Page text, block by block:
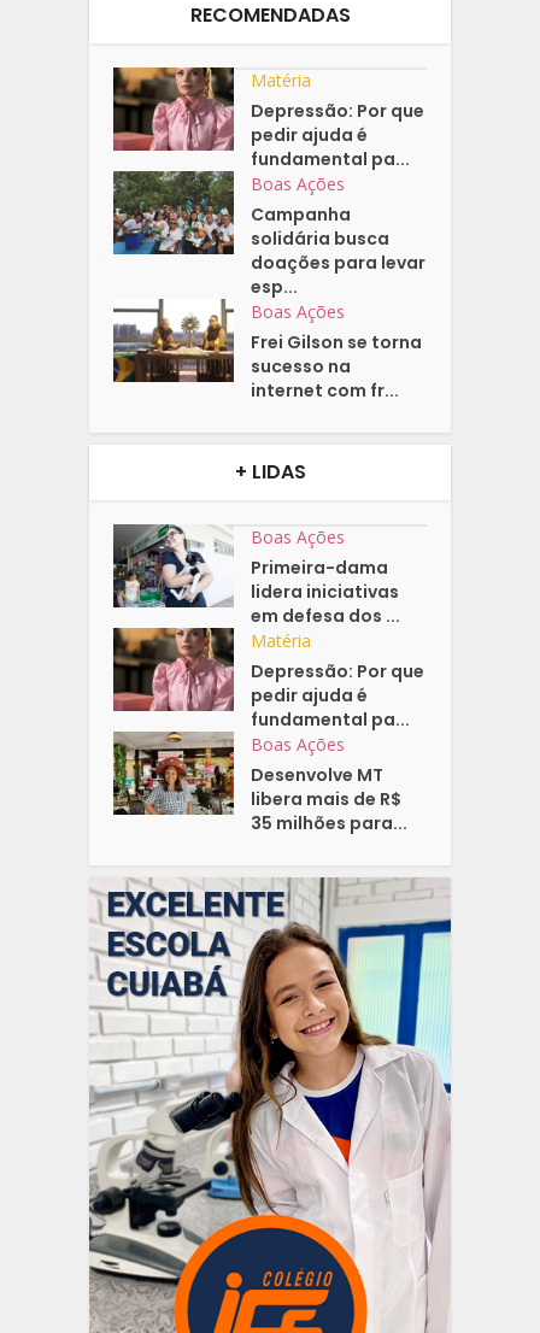
RECOMENDADAS
Matéria
Depressão: Por que
pedir ajuda é
fundamental pa...
Boas Ações
Campanha
solidária busca
doações para levar
esp...
Boas Ações
Frei Gilson se torna
sucesso na
internet com fr...
+ LIDAS
Boas Ações
Primeira-dama
lidera iniciativas
em defesa dos ...
Matéria
Depressão: Por que
pedir ajuda é
fundamental pa...
Boas Ações
Desenvolve MT
libera mais de R$
35 milhões para...